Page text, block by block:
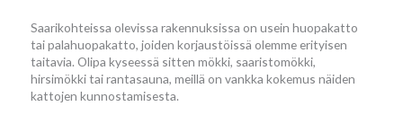
Saarikohteissa olevissa rakennuksissa on usein huopakatto
tai palahuopakatto, joiden korjaustöissä olemme erityisen
taitavia. Olipa kyseessä sitten mökki, saaristomökki,
hirsimökki tai rantasauna, meillä on vankka kokemus näiden
kattojen kunnostamisesta.